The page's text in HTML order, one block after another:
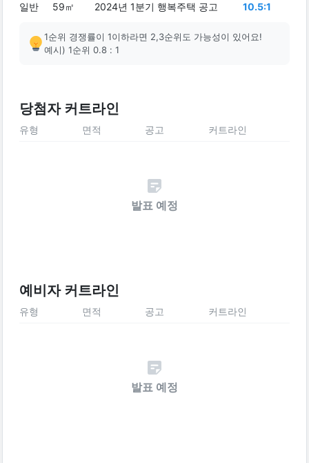
일반 59㎡ 2024년 1분기 행복주택 공고 10.5:1
1순위 경쟁률이 1이하라면 2,3순위도 가능성이 있어요!
예시) 1순위 0.8 : 1
당첨자 커트라인
유형 면적 공고 커트라인
발표 예정
예비자 커트라인
유형 면적 공고 커트라인
발표 예정